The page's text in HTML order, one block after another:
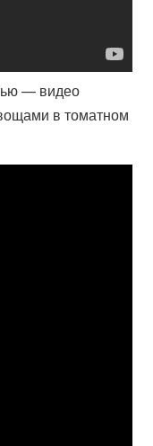
— видео
в томатном